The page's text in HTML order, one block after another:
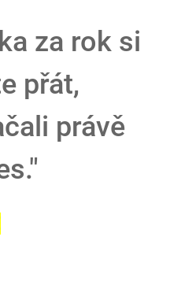
za rok si
přát,
právě